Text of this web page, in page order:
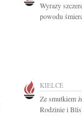
Wyrazy
powodu
KIELCE
Ze smutkiem
Rodzinie i